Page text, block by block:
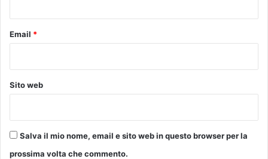
Email *
Sito web
Salva il mio nome, email e sito web in questo browser per la
prossima volta che commento.